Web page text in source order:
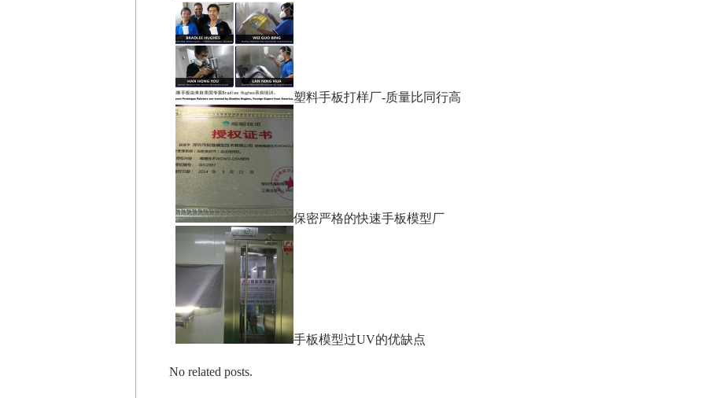
塑料手板打样厂-质量比同行高
保密严格的快速手板模型厂
手板模型过UV的优缺点
No related posts.